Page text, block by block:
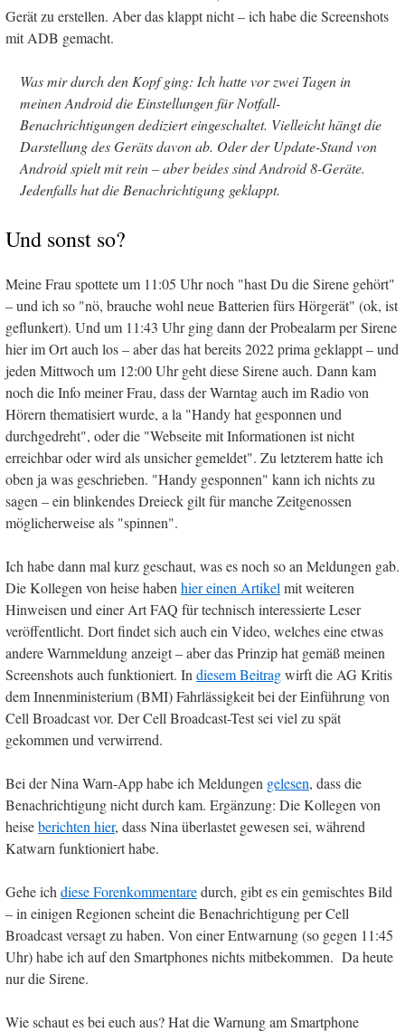
Gerät zu erstellen. Aber das klappt nicht – ich habe die Screenshots
mit ADB gemacht.
Was mir durch den Kopf ging: Ich hatte vor zwei Tagen in
meinen Android die Einstellungen für Notfall-
Benachrichtigungen dediziert eingeschaltet. Vielleicht hängt die
Darstellung des Geräts davon ab. Oder der Update-Stand von
Android spielt mit rein – aber beides sind Android 8-Geräte.
Jedenfalls hat die Benachrichtigung geklappt.
Und sonst so?
Meine Frau spottete um 11:05 Uhr noch "hast Du die Sirene gehört"
– und ich so "nö, brauche wohl neue Batterien fürs Hörgerät" (ok, ist
geflunkert). Und um 11:43 Uhr ging dann der Probealarm per Sirene
hier im Ort auch los – aber das hat bereits 2022 prima geklappt – und
jeden Mittwoch um 12:00 Uhr geht diese Sirene auch. Dann kam
noch die Info meiner Frau, dass der Warntag auch im Radio von
Hörern thematisiert wurde, a la "Handy hat gesponnen und
durchgedreht", oder die "Webseite mit Informationen ist nicht
erreichbar oder wird als unsicher gemeldet". Zu letzterem hatte ich
oben ja was geschrieben. "Handy gesponnen" kann ich nichts zu
sagen – ein blinkendes Dreieck gilt für manche Zeitgenossen
möglicherweise als "spinnen".
Ich habe dann mal kurz geschaut, was es noch so an Meldungen gab.
Die Kollegen von heise haben hier einen Artikel mit weiteren
Hinweisen und einer Art FAQ für technisch interessierte Leser
veröffentlicht. Dort findet sich auch ein Video, welches eine etwas
andere Warnmeldung anzeigt – aber das Prinzip hat gemäß meinen
Screenshots auch funktioniert. In diesem Beitragwirft die AG Kritis
dem Innenministerium (BMI) Fahrlässigkeit bei der Einführung von
Cell Broadcast vor. Der Cell Broadcast-Test sei viel zu spät
gekommen und verwirrend.
Bei der Nina Warn-App habe ich Meldungen gelesen, dass die
Benachrichtigung nicht durch kam. Ergänzung: Die Kollegen von
heiseberichten hier, dass Nina überlastet gewesen sei, während
Katwarn funktioniert habe.
Gehe ich diese Forenkommentaredurch, gibt es ein gemischtes Bild
– in einigen Regionen scheint die Benachrichtigung per Cell
Broadcast versagt zu haben. Von einer Entwarnung (so gegen 11:45
Uhr) habe ich auf den Smartphones nichts mitbekommen. Da heute
nur die Sirene.
Wie schaut es bei euch aus? Hat die Warnung am Smartphone